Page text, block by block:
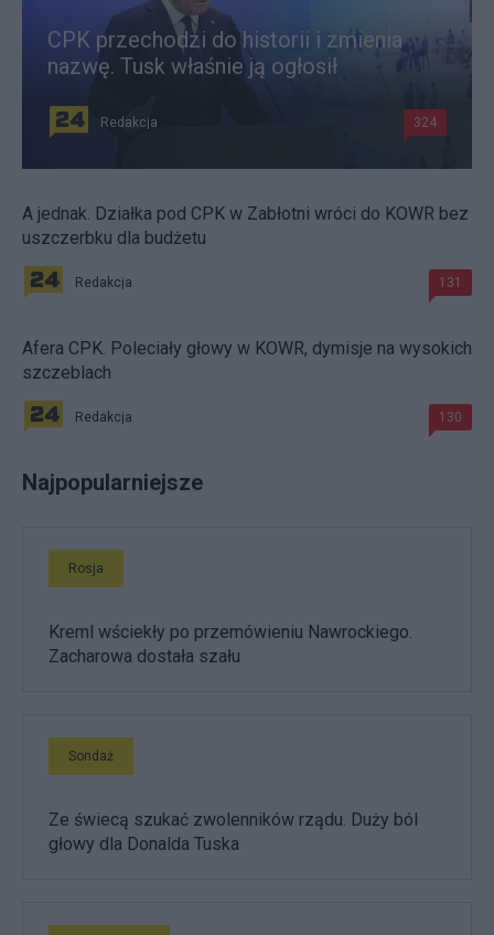
CPK przechodzi do historii i zmienia
nazwę. Tusk właśnie ją ogłosił
Redakcja 324
A jednak. Działka pod CPK w Zabłotni wróci do KOWR bez
uszczerbku dla budżetu
Redakcja 131
Afera CPK. Poleciały głowy w KOWR, dymisje na wysokich
szczeblach
Redakcja 130
Najpopularniejsze
Rosja
Kreml wściekły po przemówieniu Nawrockiego.
Zacharowa dostała szału
Sondaż
Ze świecą szukać zwolenników rządu. Duży ból
głowy dla Donalda Tuska